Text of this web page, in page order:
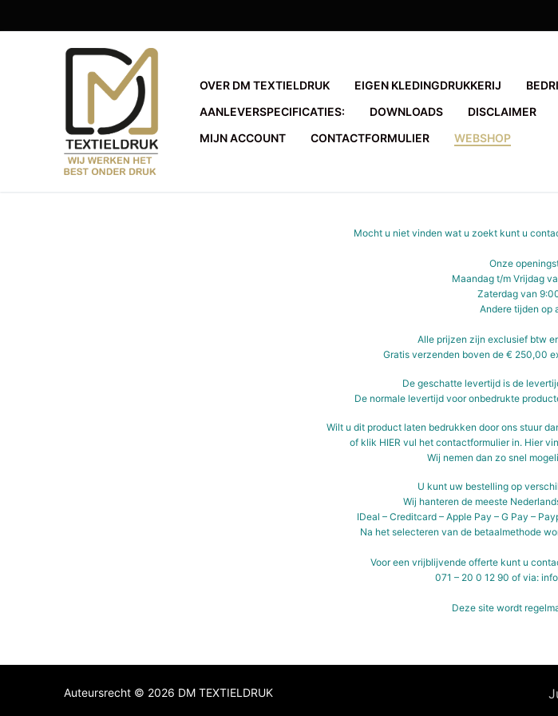
naar
OVER DM TEXTIELDRUK EIGEN KLEDINGDRUKKERIJ
AANLEVERSPECIFICATIES:
DOWNLOADS DISCLAIMER
MIJN ACCOUNT
CONTACTFORMULIER WEBSHOP
Mocht u niet vinden wat u zoekt kunt u
Onze
Maandag t/m Vrijdag
Zaterdag van
Andere tijden op
Alle prijzen zijn exclusief btw
Gratis verzenden boven de € 250,00
De geschatte levertijd is de
De normale levertijd voor onbedrukte
Wilt u dit product laten bedrukken door ons stuur
of klik HIER vul het contactformulier in. Hier
Wij nemen dan zo snel
U kunt uw bestelling op
Wij hanteren de meeste
IDeal – Creditcard – Apple Pay – G Pay –
Na het selecteren van de betaalmethode
Voor een vrijblijvende offerte kunt u
071 – 20 0 12 90 of via:
Deze site wordt
Auteursrecht © 2026 DM TEXTIELDRUK